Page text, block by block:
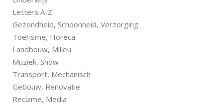
Letters A-Z
Gezondheid, Schoonheid, Verzorging
Toerisme, Horeca
Landbouw, Milieu
Muziek, Show
Transport, Mechanisch
Gebouw, Renovatie
Reclame, Media